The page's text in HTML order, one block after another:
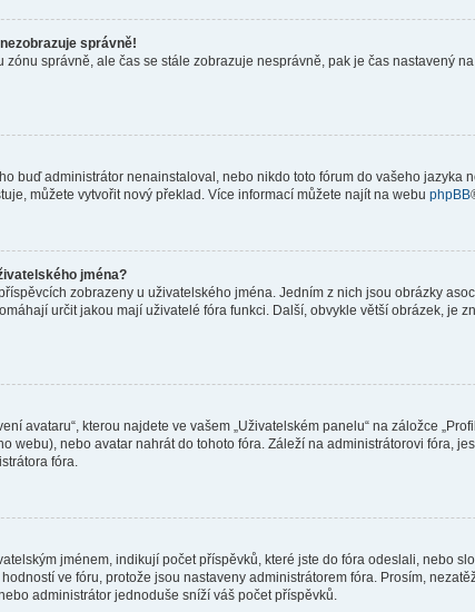
správně!
zónu správně, ale čas se stále zobrazuje nesprávně, pak je čas nastavený
buď administrátor nenainstaloval, nebo nikdo toto fórum do vašeho
můžete vytvořit nový překlad. Více informací můžete najít na webu phpBB
jména?
zobrazeny u uživatelského jména. Jedním z nich jsou obrázky
určit jakou mají uživatelé fóra funkci. Další, obvykle větší obrázek, je
avataru“, kterou najdete ve vašem „Uživatelském panelu“ na záložce
webu), nebo avatar nahrát do tohoto fóra. Záleží na administrátorovi fóra,
fóra.
jménem, indikují počet příspěvků, které jste do fóra odeslali, nebo
ve fóru, protože jsou nastaveny administrátorem fóra. Prosím,
administrátor jednoduše sníží váš počet příspěvků.